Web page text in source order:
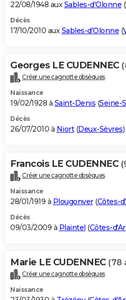
22/08/1948 auxSables-d'Olonne (
Décès
17/10/2010 auxSables-d'Olonne (
Georges LE CUDENNEC
Créer une cagnotte obsèques
Naissance
19/02/1928 à Saint-Denis (Seine-
Décès
26/07/2010 à Niort(Deux-Sèvres)
Francois LE CUDENNEC
Créer une cagnotte obsèques
Naissance
28/01/1919 à Plougonver(Côtes-
Décès
09/03/2009 à Plaintel (Côtes-
Marie LE CUDENNEC (78
Créer une cagnotte obsèques
Naissance